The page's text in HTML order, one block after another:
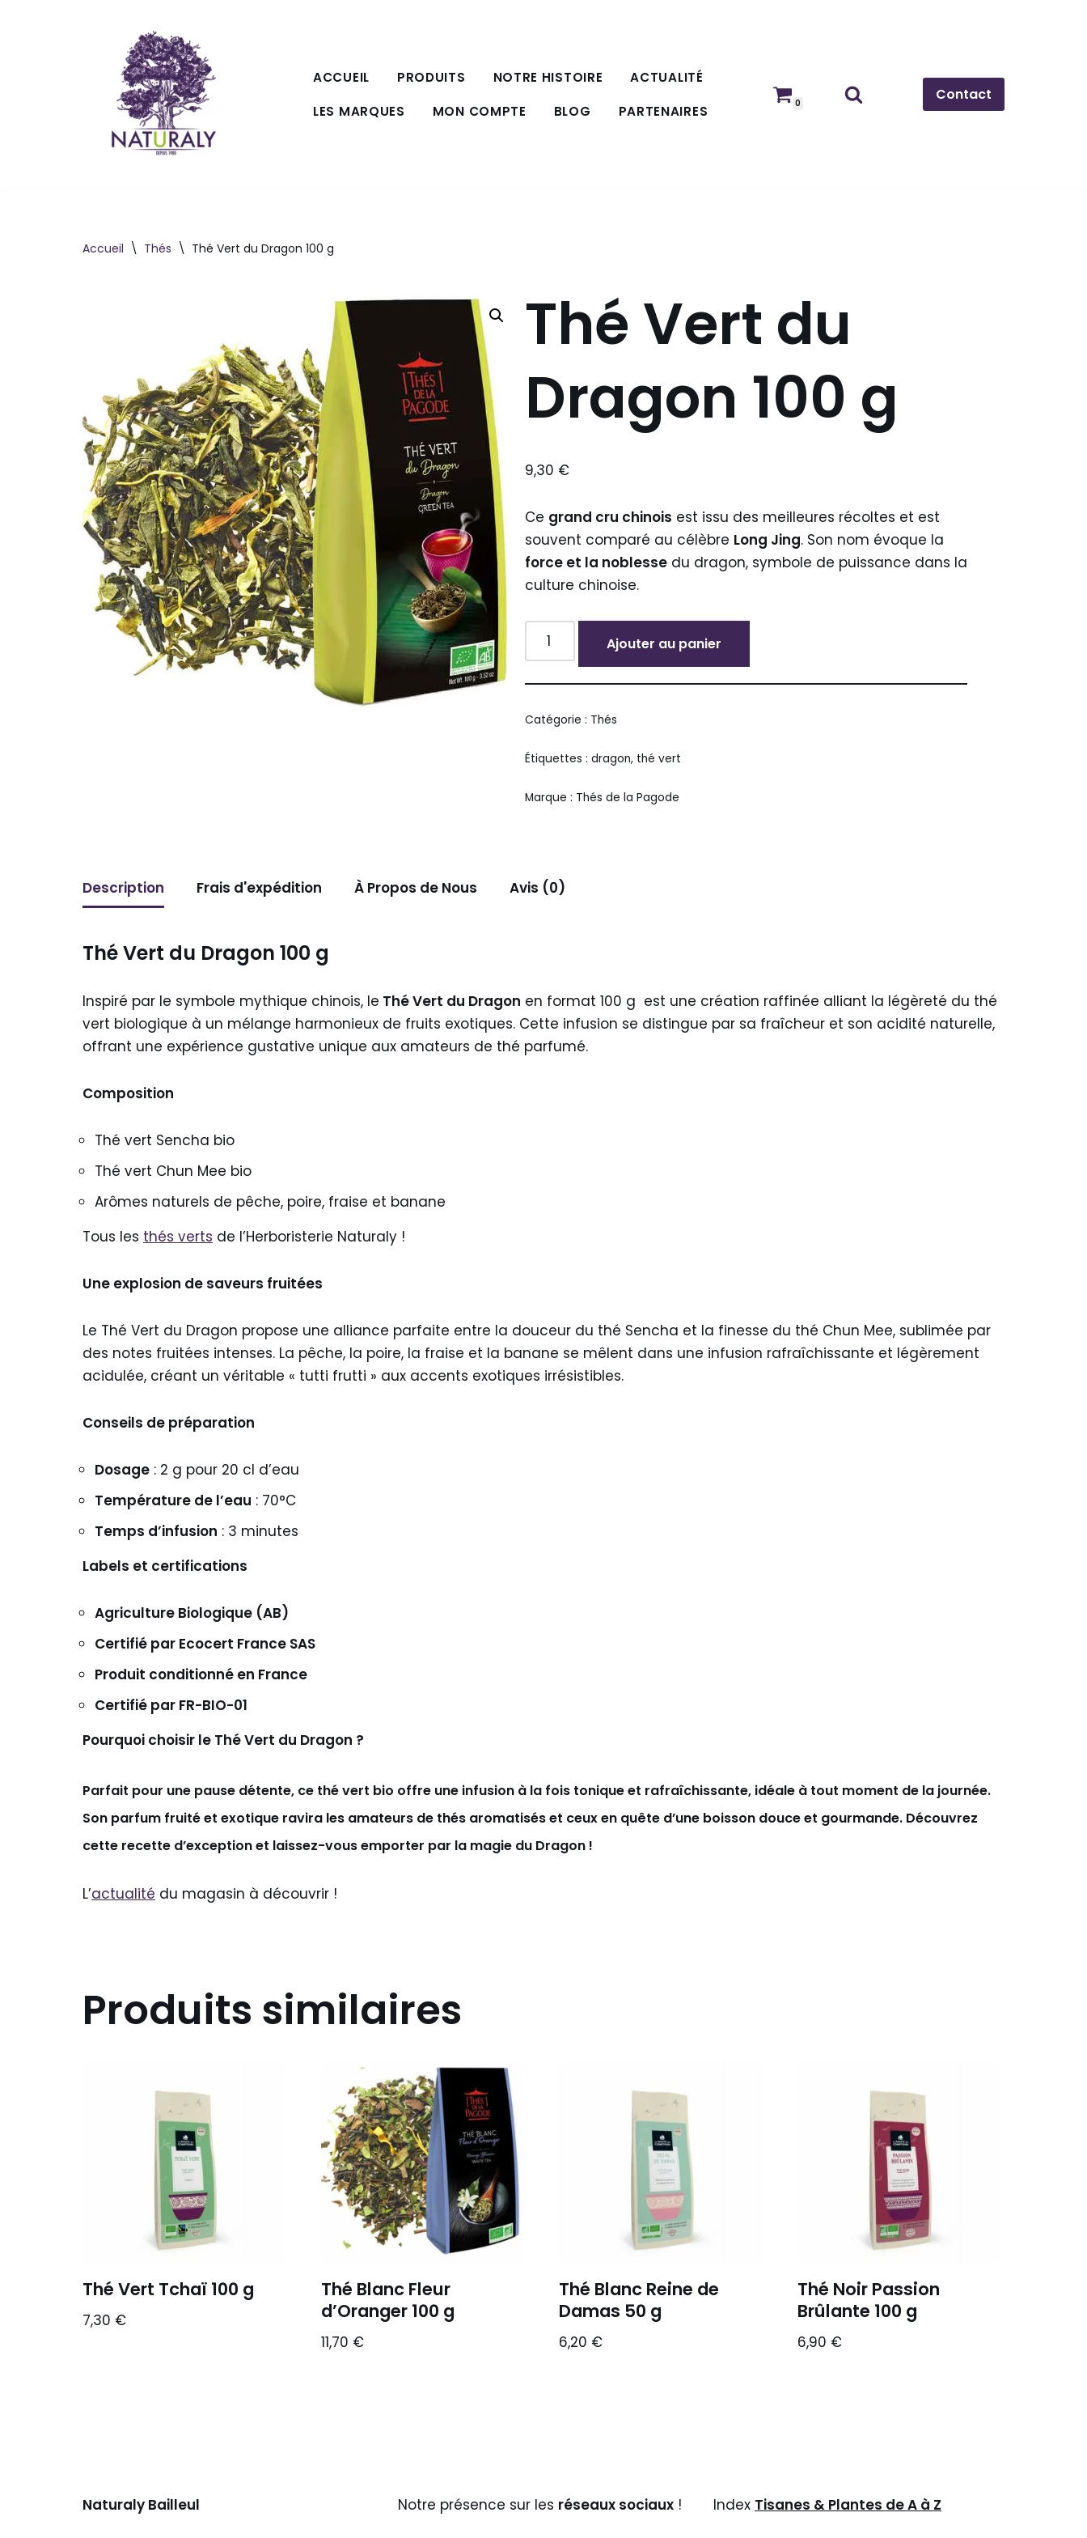
ACCUEIL PRODUITS NOTRE HISTOIRE
ACTUALITÉ
LES MARQUES
MON COMPTE BLOG PARTENAIRES 0 Contact
Accueil \ Thés \ Thé Vert du Dragon 100 g
Thé Vert du
Dragon 100 g
9,30 €
Ce grand cru chinois est issu des meilleures récoltes et est
souvent comparé au célèbre Long Jing. Son nom évoque la
force et la noblesse du dragon, symbole de puissance dans la
culture chinoise.
Ajouter au panier
Alternative:
Catégorie : Thés
Étiquettes :dragon, thé vert
Marque : Thés de la Pagode
Description Frais d'expédition À Propos de Nous Avis (0)
Thé Vert du Dragon 100 g
Inspiré par le symbole mythique chinois, le Thé Vert du Dragon en format 100 g est une création raffinée alliant la légèreté du thé
vert biologique à un mélange harmonieux de fruits exotiques. Cette infusion se distingue par sa fraîcheur et son acidité naturelle,
offrant une expérience gustative unique aux amateurs de thé parfumé.
Composition
Thé vert Sencha bio
Thé vert Chun Mee bio
Arômes naturels de pêche, poire, fraise et banane
Tous les thés verts de l’Herboristerie Naturaly !
Une explosion de saveurs fruitées
Le Thé Vert du Dragon propose une alliance parfaite entre la douceur du thé Sencha et la finesse du thé Chun Mee, sublimée par
des notes fruitées intenses. La pêche, la poire, la fraise et la banane se mêlent dans une infusion rafraîchissante et légèrement
acidulée, créant un véritable « tutti frutti » aux accents exotiques irrésistibles.
Conseils de préparation
Dosage : 2 g pour 20 cl d’eau
Température de l’eau : 70°C
Temps d’infusion : 3 minutes
Labels et certifications
Agriculture Biologique (AB)
Certifié par Ecocert France SAS
Produit conditionné en France
Certifié par FR-BIO-01
Pourquoi choisir le Thé Vert du Dragon ?
Parfait pour une pause détente, ce thé vert bio offre une infusion à la fois tonique et rafraîchissante, idéale à tout moment de la journée.
Son parfum fruité et exotique ravira les amateurs de thés aromatisés et ceux en quête d’une boisson douce et gourmande. Découvrez
cette recette d’exception et laissez-vous emporter par la magie du Dragon !
L’actualité du magasin à découvrir !
Produits similaires
Thé Vert Tchaï 100 g
7,30 €
Thé Blanc Fleur
d’Oranger 100 g
11,70 €
Thé Blanc Reine de
Damas 50 g
6,20 €
Thé Noir Passion
Brûlante 100 g
6,90 €
Naturaly Bailleul Notre présence sur les réseaux sociaux ! Index Tisanes & Plantes de A à Z